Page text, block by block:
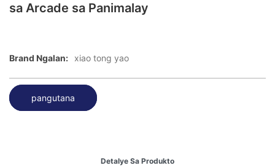
sa Arcade sa Panimalay
Brand Ngalan: xiao tong yao
pangutana
Detalye Sa Produkto